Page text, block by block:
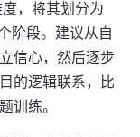
，将其划分为
阶段。建议从自
信心，然后逐步
的逻辑联系，比
训练。